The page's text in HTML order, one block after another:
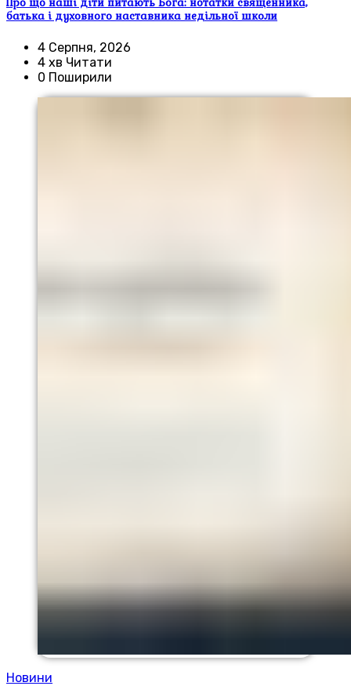
батька і духовного наставника недільної школи
4 Серпня, 2026
4 хв Читати
0 Поширили
Новини